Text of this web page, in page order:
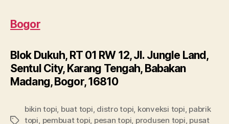
Bogor
Blok Dukuh, RT 01 RW 12, Jl. Jungle Land,
Sentul City, Karang Tengah, Babakan
Madang, Bogor, 16810
Tags
bikin topi, buat topi, distro topi, konveksi topi, pabrik
topi, pembuat topi, pesan topi, produsen topi, pusat